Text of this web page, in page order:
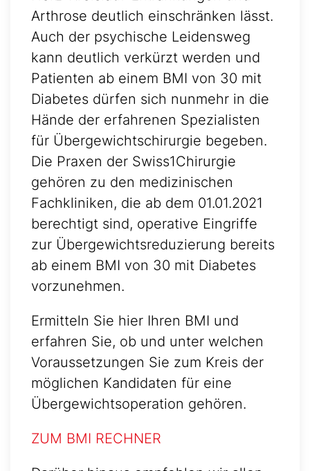
Arthrose deutlich einschränken lässt.
Auch der psychische Leidensweg
kann deutlich verkürzt werden und
Patienten ab einem BMI von 30 mit
Diabetes dürfen sich nunmehr in die
Hände der erfahrenen Spezialisten
für Übergewichtschirurgie begeben.
Die Praxen der Swiss1Chirurgie
gehören zu den medizinischen
Fachkliniken, die ab dem 01.01.2021
berechtigt sind, operative Eingriffe
zur Übergewichtsreduzierung bereits
ab einem BMI von 30 mit Diabetes
vorzunehmen.
Ermitteln Sie hier Ihren BMI und
erfahren Sie, ob und unter welchen
Voraussetzungen Sie zum Kreis der
möglichen Kandidaten für eine
Übergewichtsoperation gehören.
ZUM BMI RECHNER